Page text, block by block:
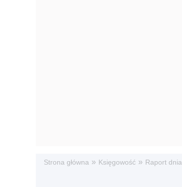
Strona główna » Księgowość » Raport dnia